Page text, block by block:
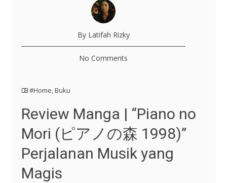
By Latifah Rizky
No Comments
#Home,Buku
Review Manga | “Piano no
Mori (ピアノの森 1998)”
Perjalanan Musik yang
Magis